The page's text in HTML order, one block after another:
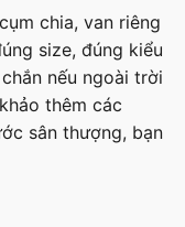
chia, van riêng
size, đúng kiểu
nếu ngoài trời
thêm các
sân thượng, bạn